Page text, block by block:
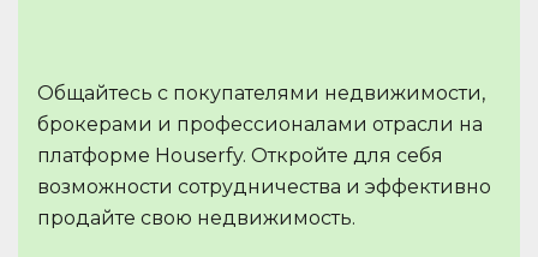
Общайтесь с покупателями недвижимости,
брокерами и профессионалами отрасли на
платформе Houserfy. Откройте для себя
возможности сотрудничества и эффективно
продайте свою недвижимость.